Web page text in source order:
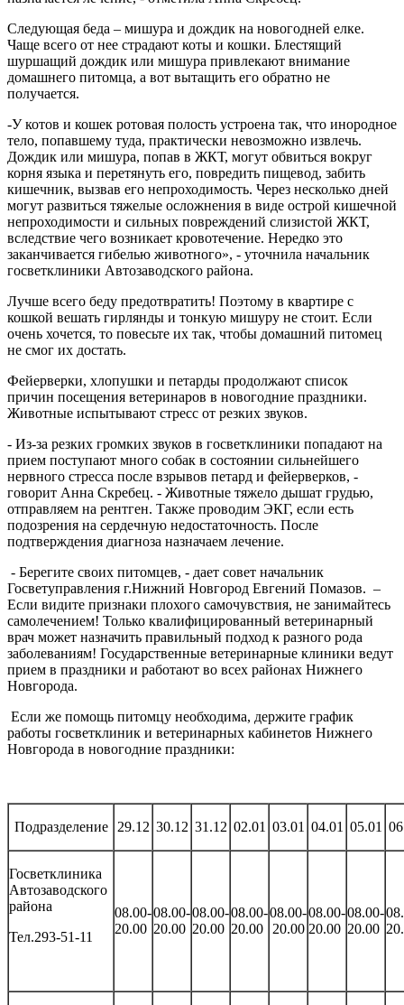
Следующая беда – мишура и дождик на новогодней елке.
Чаще всего от нее страдают коты и кошки. Блестящий
шуршащий дождик или мишура привлекают внимание
домашнего питомца, а вот вытащить его обратно не
получается.
-У котов и кошек ротовая полость устроена так, что инородное
тело, попавшему туда, практически невозможно извлечь.
Дождик или мишура, попав в ЖКТ, могут обвиться вокруг
корня языка и перетянуть его, повредить пищевод, забить
кишечник, вызвав его непроходимость. Через несколько дней
могут развиться тяжелые осложнения в виде острой кишечной
непроходимости и сильных повреждений слизистой ЖКТ,
вследствие чего возникает кровотечение. Нередко это
заканчивается гибелью животного», - уточнила начальник
госветклиники Автозаводского района.
Лучше всего беду предотвратить! Поэтому в квартире с
кошкой вешать гирлянды и тонкую мишуру не стоит. Если
очень хочется, то повесьте их так, чтобы домашний питомец
не смог их достать.
Фейерверки, хлопушки и петарды продолжают список
причин посещения ветеринаров в новогодние праздники.
Животные испытывают стресс от резких звуков.
- Из-за резких громких звуков в госветклиники попадают на
прием поступают много собак в состоянии сильнейшего
нервного стресса после взрывов петард и фейерверков, -
говорит Анна Скребец. - Животные тяжело дышат грудью,
отправляем на рентген. Также проводим ЭКГ, если есть
подозрения на сердечную недостаточность. После
подтверждения диагноза назначаем лечение.
- Берегите своих питомцев, - дает совет начальник
Госветуправления г.Нижний Новгород Евгений Помазов. –
Если видите признаки плохого самочувствия, не занимайтесь
самолечением! Только квалифицированный ветеринарный
врач может назначить правильный подход к разного рода
заболеваниям! Государственные ветеринарные клиники ведут
прием в праздники и работают во всех районах Нижнего
Новгорода.
Если же помощь питомцу необходима, держите график
работы госветклиник и ветеринарных кабинетов Нижнего
Новгорода в новогодние праздники:
Подразделение 29.12 30.12 31.12 02.01 03.01 04.01 05.01
Госветклиника
Автозаводского
района
Тел.293-51-11
08.00-
20.00
08.00-
20.00
08.00-
20.00
08.00-
20.00
08.00-
20.00
08.00-
20.00
08.00-
20.00